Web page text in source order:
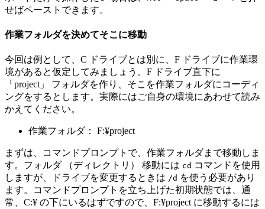
せばペーストできます。
作業フォルダを決めてそこに移動
今回は例として、C ドライブとは別に、F ドライブに作業環
境があると仮定してみましょう。F ドライブ直下に
「project」 フォルダを作り、そこを作業フォルダにコーディ
ングをするとします。実際にはご自身の環境にあわせて読み
かえてください。
作業フォルダ： F:¥project
まずは、コマンドプロンプトで、作業フォルダまで移動しま
す。フォルダ （ディレクトリ） 移動には cd コマンドを使用
しますが、ドライブを変更するときは /d を使う必要があり
ます。コマンドプロンプトを立ち上げた初期状態では、通
常、C:¥ の下にいるはずですので、F:¥project に移動するには